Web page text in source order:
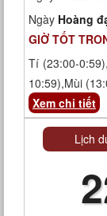
Ngày Hoàng
GIỜ TỐT
Tí (23:00-
10:59),Mùi
Xem chi tiết
Lịch